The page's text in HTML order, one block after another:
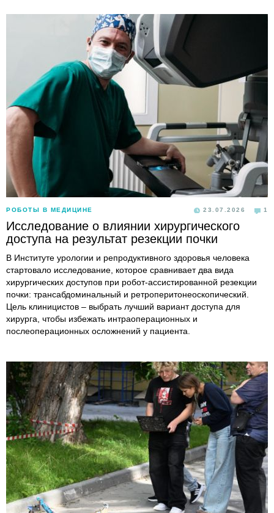
РОБОТЫ В МЕДИЦИНЕ 23.07.2026 1
Исследование о влиянии хирургического
доступа на результат резекции почки
В Институте урологии и репродуктивного здоровья человека
стартовало исследование, которое сравнивает два вида
хирургических доступов при робот-ассистированной резекции
почки: трансабдоминальный и ретроперитонеоскопический.
Цель клиницистов – выбрать лучший вариант доступа для
хирурга, чтобы избежать интраоперационных и
послеоперационных осложнений у пациента.